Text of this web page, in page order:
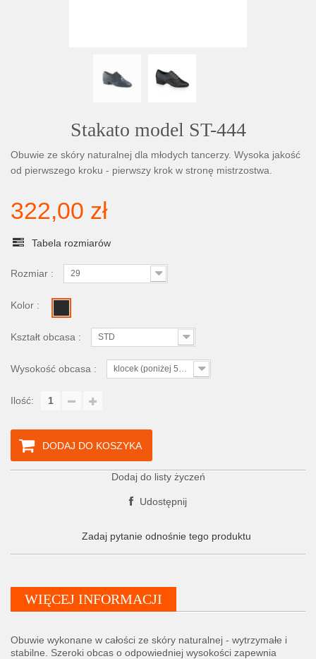
Stakato model ST-444
Obuwie ze skóry naturalnej dla młodych tancerzy. Wysoka jakość
od pierwszego kroku - pierwszy krok w stronę mistrzostwa.
322,00 zł
Tabela rozmiarów
Rozmiar : 29
Kolor :
Kształt obcasa : STD
Wysokość obcasa : klocek (poniżej 5cm)
Ilość:
DODAJ DO KOSZYKA
Dodaj do listy życzeń
Udostępnij
Zadaj pytanie odnośnie tego produktu
WIĘCEJ INFORMACJI
Obuwie wykonane w całości ze skóry naturalnej - wytrzymałe i
stabilne. Szeroki obcas o odpowiedniej wysokości zapewnia